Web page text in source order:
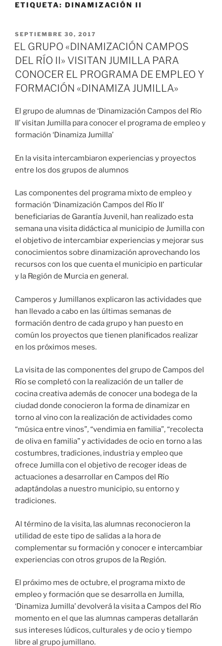
ETIQUETA: DINAMIZACIÓN II
SEPTIEMBRE 30, 2017
EL GRUPO «DINAMIZACIÓN CAMPOS
DEL RÍO II» VISITAN JUMILLA PARA
CONOCER EL PROGRAMA DE EMPLEO Y
FORMACIÓN «DINAMIZA JUMILLA»
El grupo de alumnas de ‘Dinamización Campos del Río
II’ visitan Jumilla para conocer el programa de empleo y
formación ‘Dinamiza Jumilla’
En la visita intercambiaron experiencias y proyectos
entre los dos grupos de alumnos
Las componentes del programa mixto de empleo y
formación ‘Dinamización Campos del Río II’
beneficiarias de Garantía Juvenil, han realizado esta
semana una visita didáctica al municipio de Jumilla con
el objetivo de intercambiar experiencias y mejorar sus
conocimientos sobre dinamización aprovechando los
recursos con los que cuenta el municipio en particular
y la Región de Murcia en general.
Camperos y Jumillanos explicaron las actividades que
han llevado a cabo en las últimas semanas de
formación dentro de cada grupo y han puesto en
común los proyectos que tienen planificados realizar
en los próximos meses.
La visita de las componentes del grupo de Campos del
Río se completó con la realización de un taller de
cocina creativa además de conocer una bodega de la
ciudad donde conocieron la forma de dinamizar en
torno al vino con la realización de actividades como
“música entre vinos”, “vendimia en familia”, “recolecta
de oliva en familia” y actividades de ocio en torno a las
costumbres, tradiciones, industria y empleo que
ofrece Jumilla con el objetivo de recoger ideas de
actuaciones a desarrollar en Campos del Río
adaptándolas a nuestro municipio, su entorno y
tradiciones.
Al término de la visita, las alumnas reconocieron la
utilidad de este tipo de salidas a la hora de
complementar su formación y conocer e intercambiar
experiencias con otros grupos de la Región.
El próximo mes de octubre, el programa mixto de
empleo y formación que se desarrolla en Jumilla,
‘Dinamiza Jumilla’ devolverá la visita a Campos del Río
momento en el que las alumnas camperas detallarán
sus intereses lúdicos, culturales y de ocio y tiempo
libre al grupo jumillano.